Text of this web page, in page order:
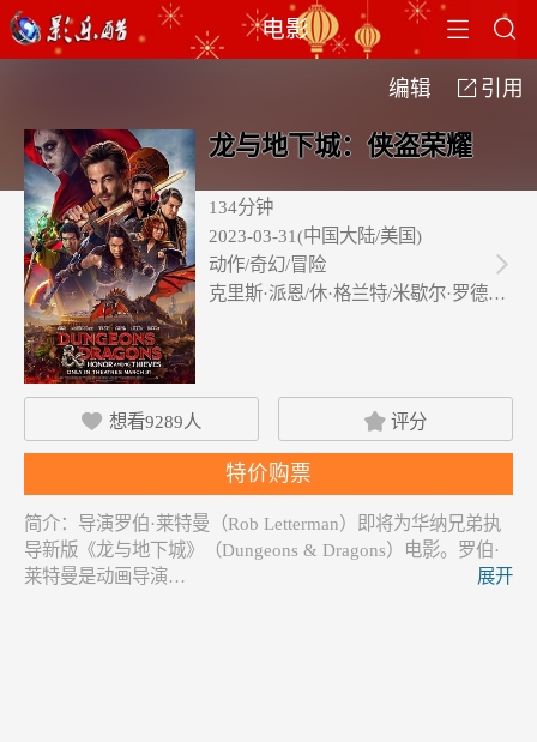
 
电影
编辑  引用
龙与地下城：侠盗荣耀
134分钟
2023-03-31(中国大陆/美国)
动作/奇幻/冒险
克里斯·派恩/休·格兰特/米歇尔·罗德里…

 想看9289人  评分
特价购票
简介： 导演罗伯·莱特曼（Rob Letterman）即将为华纳兄弟执
导新版《龙与地下城》（Dungeons & Dragons）电影。罗伯·
莱特曼是动画导演…
展开